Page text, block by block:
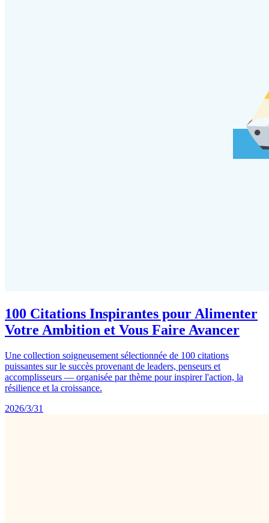
100 Citations Inspirantes pour Alimenter
Votre Ambition et Vous Faire Avancer
Une collection soigneusement sélectionnée de 100 citations
puissantes sur le succès provenant de leaders, penseurs et
accomplisseurs — organisée par thème pour inspirer l'action, la
résilience et la croissance.
2026/3/31